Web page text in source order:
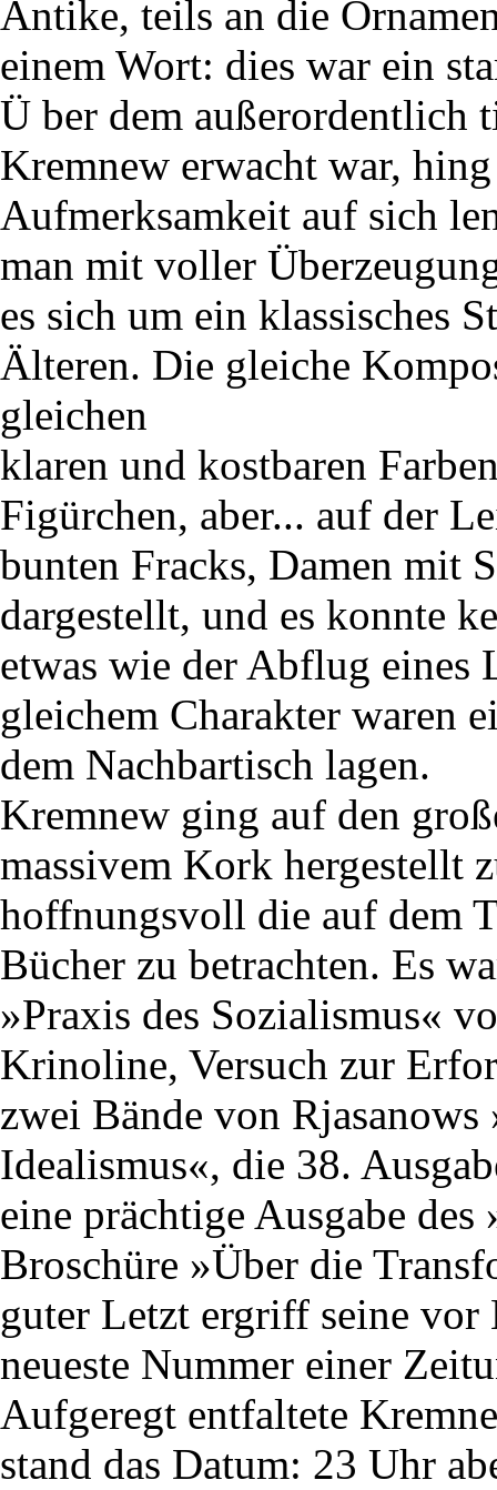
Antike, teils an die
einem Wort: dies war ein
Ü ber dem außerordentlich
Kremnew erwacht war,
Aufmerksamkeit auf sich
man mit voller
es sich um ein klassisches
Älteren. Die gleiche
gleichen
klaren und kostbaren
Figürchen, aber... auf der
bunten Fracks, Damen mit
dargestellt, und es konnte
etwas wie der Abflug eines
gleichem Charakter waren
dem Nachbartisch lagen.
Kremnew ging auf den
massivem Kork hergestellt
hoffnungsvoll die auf dem
Bücher zu betrachten. Es
»Praxis des Sozialismus«
Krinoline, Versuch zur
zwei Bände von
Idealismus«, die 38.
eine prächtige Ausgabe des
Broschüre »Über die
guter Letzt ergriff seine vor
neueste Nummer einer
Aufgeregt entfaltete
stand das Datum: 23 Uhr